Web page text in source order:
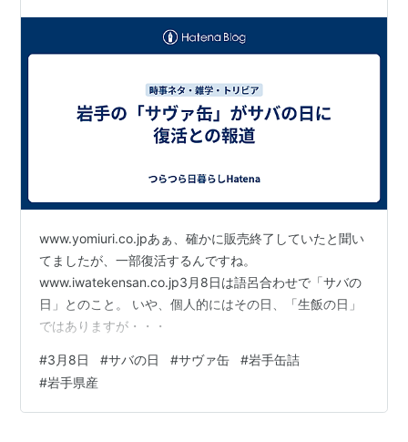
www.yomiuri.co.jpあぁ、確かに販売終了していたと聞い
てましたが、一部復活するんですね。
www.iwatekensan.co.jp3月8日は語呂合わせで「サバの
日」とのこと。 いや、個人的にはその日、「生飯の日」
ではありますが・・・
#3月8日 #サバの日 #サヴァ缶 #岩手缶詰
#岩手県産